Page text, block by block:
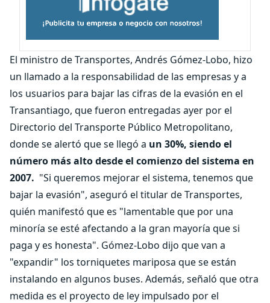
El ministro de Transportes, Andrés Gómez-Lobo, hizo
un llamado a la responsabilidad de las empresas y a
los usuarios para bajar las cifras de la evasión en el
Transantiago, que fueron entregadas ayer por el
Directorio del Transporte Público Metropolitano,
donde se alertó que se llegó a un 30%, siendo el
número más alto desde el comienzo del sistema en
2007. "Si queremos mejorar el sistema, tenemos que
bajar la evasión", aseguró el titular de Transportes,
quién manifestó que es "lamentable que por una
minoría se esté afectando a la gran mayoría que si
paga y es honesta". Gómez-Lobo dijo que van a
"expandir" los torniquetes mariposa que se están
instalando en algunos buses. Además, señaló que otra
medida es el proyecto de ley impulsado por el